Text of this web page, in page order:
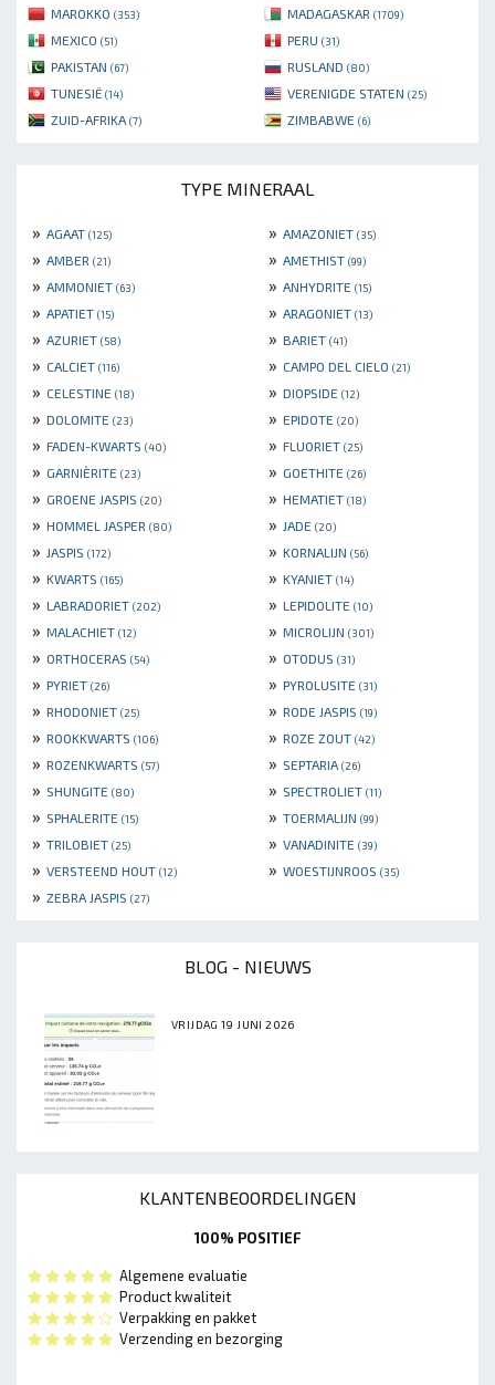
MAROKKO (353) MADAGASKAR (1709)
MEXICO (51) PERU (31)
PAKISTAN (67) RUSLAND (80)
TUNESIË (14) VERENIGDE STATEN (25)
ZUID-AFRIKA (7) ZIMBABWE (6)
TYPE MINERAAL
» AGAAT (125) » AMAZONIET (35)
» AMBER (21) » AMETHIST (99)
» AMMONIET (63) » ANHYDRITE (15)
» APATIET (15) » ARAGONIET (13)
» AZURIET (58) » BARIET (41)
» CALCIET (116) » CAMPO DEL CIELO (21)
» CELESTINE (18) » DIOPSIDE (12)
» DOLOMITE (23) » EPIDOTE (20)
» FADEN-KWARTS (40) » FLUORIET (25)
» GARNIÈRITE (23) » GOETHITE (26)
» GROENE JASPIS (20) » HEMATIET (18)
» HOMMEL JASPER (80) » JADE (20)
» JASPIS (172) » KORNALIJN (56)
» KWARTS (165) » KYANIET (14)
» LABRADORIET (202) » LEPIDOLITE (10)
» MALACHIET (12) » MICROLIJN (301)
» ORTHOCERAS (54) » OTODUS (31)
» PYRIET (26) » PYROLUSITE (31)
» RHODONIET (25) » RODE JASPIS (19)
» ROOKKWARTS (106) » ROZE ZOUT (42)
» ROZENKWARTS (57) » SEPTARIA (26)
» SHUNGITE (80) » SPECTROLIET (11)
» SPHALERITE (15) » TOERMALIJN (99)
» TRILOBIET (25) » VANADINITE (39)
» VERSTEEND HOUT (12) » WOESTIJNROOS (35)
» ZEBRA JASPIS (27)
BLOG - NIEUWS
VRIJDAG 19 JUNI 2026
KLANTENBEOORDELINGEN
100% POSITIEF
Algemene evaluatie
Product kwaliteit
Verpakking en pakket
Verzending en bezorging